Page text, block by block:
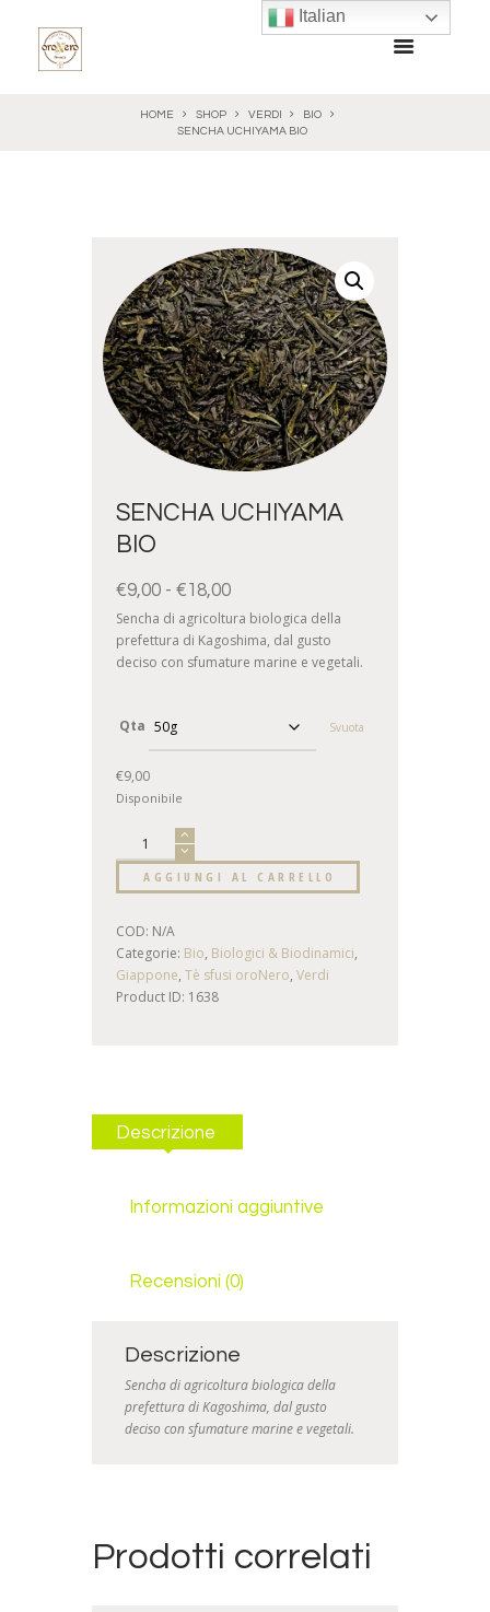
HOME SHOP VERDI
BIO
SENCHA UCHIYAMA BIO
SENCHA UCHIYAMA
BIO
€9,00 - €18,00
Sencha di agricoltura biologica della
prefettura di Kagoshima, dal gusto
deciso con sfumature marine e vegetali.
Qta Svuota
€9,00
Disponibile
AGGIUNGI AL CARRELLO
COD: N/A
Categorie: Bio, Biologici & Biodinamici,
Giappone, Tè sfusi oroNero, Verdi
Product ID: 1638
Descrizione
Informazioni aggiuntive
Recensioni (0)
Descrizione
Sencha di agricoltura biologica della
prefettura di Kagoshima, dal gusto
deciso con sfumature marine e vegetali.
Prodotti correlati
Italian